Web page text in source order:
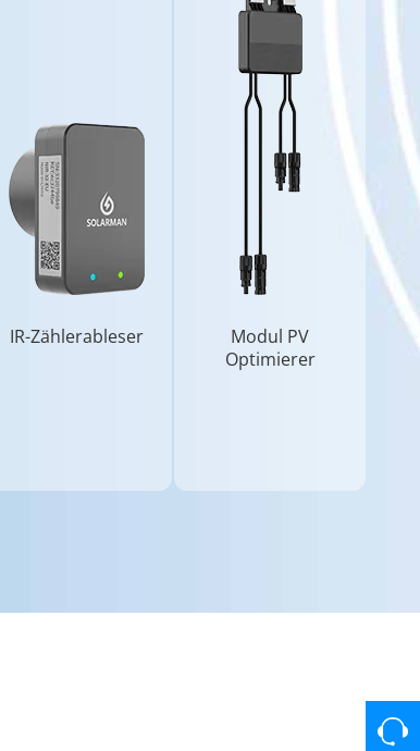
IR-Zählerableser
Modul PV
Optimierer